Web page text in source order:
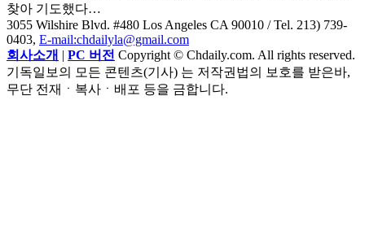
찾아 기도했다…
3055 Wilshire Blvd. #480 Los Angeles CA 90010 / Tel. 213) 739-
0403, E-mail:chdailyla@gmail.com
회사소개 | PC 버전 Copyright © Chdaily.com. All rights reserved.
기독일보의 모든 콘텐츠(기사) 는 저작권법의 보호를 받은바,
무단 전재ㆍ복사ㆍ배포 등을 금합니다.